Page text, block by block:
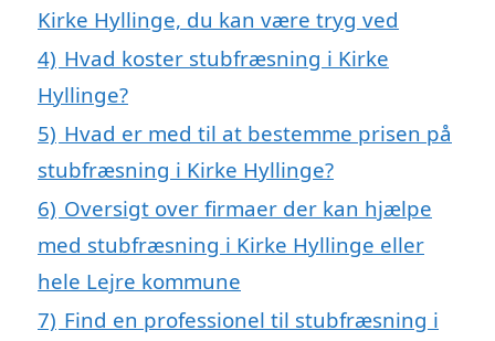
Kirke Hyllinge, du kan være tryg ved
4) Hvad koster stubfræsning i Kirke
Hyllinge?
5) Hvad er med til at bestemme prisen på
stubfræsning i Kirke Hyllinge?
6) Oversigt over firmaer der kan hjælpe
med stubfræsning i Kirke Hyllinge eller
hele Lejre kommune
7) Find en professionel til stubfræsning i